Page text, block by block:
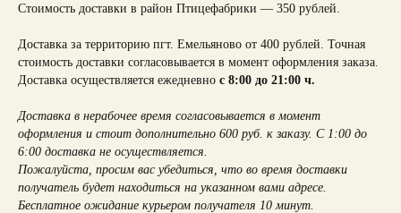
Стоимость доставки в район Птицефабрики — 350 рублей.
Доставка за территорию пгт. Емельяново от 400 рублей. Точная
стоимость доставки согласовывается в момент оформления заказа.
Доставка осуществляется ежедневно с 8:00 до 21:00 ч.
Доставка в нерабочее время согласовывается в момент
оформления и стоит дополнительно 600 руб. к заказу. С 1:00 до
6:00 доставка не осуществляется.
Пожалуйста, просим вас убедиться, что во время доставки
получатель будет находиться на указанном вами адресе.
Бесплатное ожидание курьером получателя 10 минут.